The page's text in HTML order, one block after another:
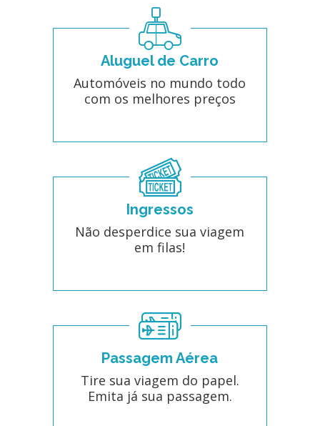
Aluguel de Carro
Automóveis no mundo todo
com os melhores preços
Ingressos
Não desperdice sua viagem
em filas!
Passagem Aérea
Tire sua viagem do papel.
Emita já sua passagem.